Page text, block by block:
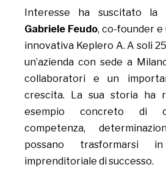
Interesse ha suscitato la
Gabriele Feudo, co-founder e
innovativa Keplero A. A soli
un’azienda con sede a
collaboratori e un
crescita. La sua storia ha
esempio concreto di
competenza,
possano trasformarsi
imprenditoriale di successo.